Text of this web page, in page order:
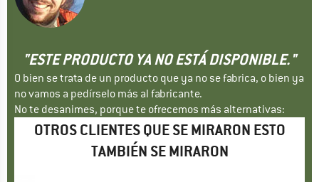
"ESTE PRODUCTO YA NO ESTÁ DISPONIBLE."
O bien se trata de un producto que ya no se fabrica, o bien ya
no vamos a pedírselo más al fabricante.
No te desanimes, porque te ofrecemos más alternativas:
OTROS CLIENTES QUE SE MIRARON ESTO
TAMBIÉN SE MIRARON